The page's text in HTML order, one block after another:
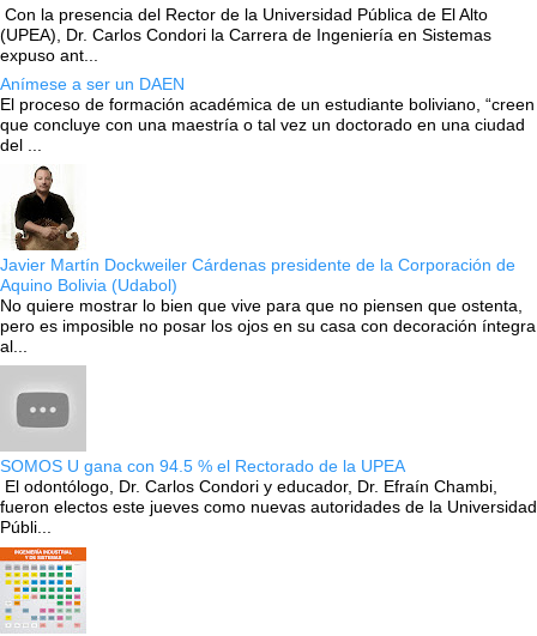
Con la presencia del Rector de la Universidad Pública de El Alto
(UPEA), Dr. Carlos Condori la Carrera de Ingeniería en Sistemas
expuso ant...
Anímese a ser un DAEN
El proceso de formación académica de un estudiante boliviano, “creen
que concluye con una maestría o tal vez un doctorado en una ciudad
del ...
Javier Martín Dockweiler Cárdenas presidente de la Corporación de
Aquino Bolivia (Udabol)
No quiere mostrar lo bien que vive para que no piensen que ostenta,
pero es imposible no posar los ojos en su casa con decoración íntegra
al...
SOMOS U gana con 94.5 % el Rectorado de la UPEA
El odontólogo, Dr. Carlos Condori y educador, Dr. Efraín Chambi,
fueron electos este jueves como nuevas autoridades de la Universidad
Públi...